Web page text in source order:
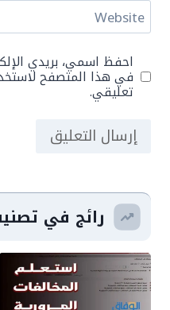
Website
احفظ اسمي، بريدي
في هذا المتصفح
تعليقي.
رائج في